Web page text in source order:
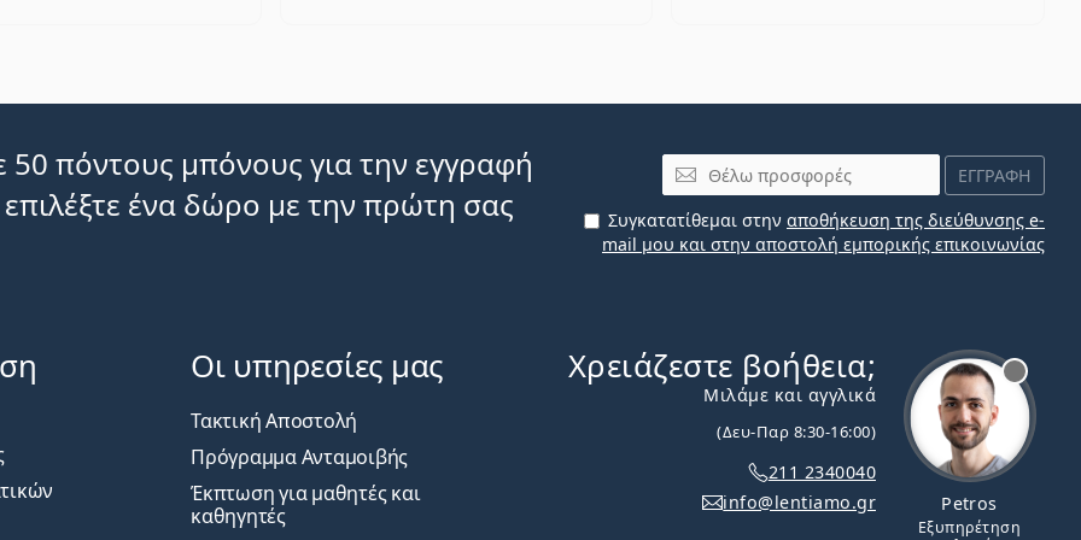
πόντους μπόνους για την εγγραφή
ένα δώρο με την πρώτη σας
Email
ΕΓΓΡΑΦΗ
Συγκατατίθεμαι στην αποθήκευση της διεύθυνσης e-
mail μου και στην αποστολή εμπορικής επικοινωνίας
Petros
Εξυπηρέτηση
Χρειάζεστε βοήθεια;
Μιλάμε και αγγλικά
(Δευ-Παρ 8:30-16:00)
211 2340040
info@lentiamo.gr
Οι υπηρεσίες μας
Τακτική Αποστολή
Πρόγραμμα Ανταμοιβής
Έκπτωση για μαθητές και
καθηγητές